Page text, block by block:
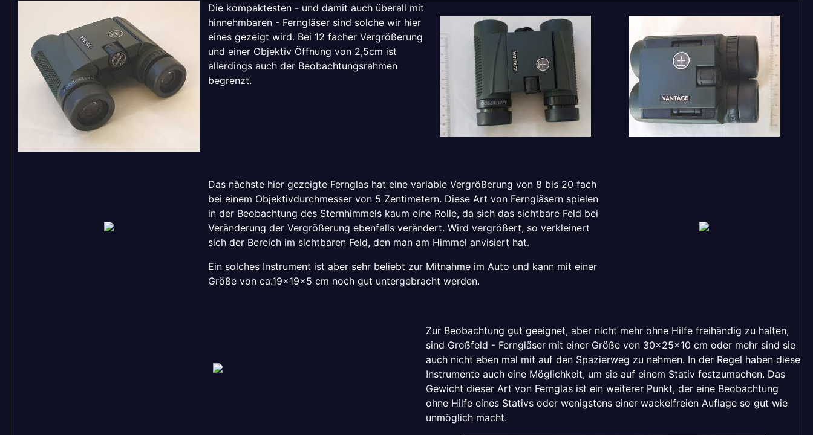
Die kompaktesten - und damit auch überall mit
hinnehmbaren - Ferngläser sind solche wir hier
eines gezeigt wird. Bei 12 facher Vergrößerung
und einer Objektiv Öffnung von 2,5cm ist
allerdings auch der Beobachtungsrahmen
begrenzt.
Das nächste hier gezeigte Fernglas hat eine variable Vergrößerung von 8 bis 20 fach
bei einem Objektivdurchmesser von 5 Zentimetern. Diese Art von Ferngläsern spielen
in der Beobachtung des Sternhimmels kaum eine Rolle, da sich das sichtbare Feld bei
Veränderung der Vergrößerung ebenfalls verändert. Wird vergrößert, so verkleinert
sich der Bereich im sichtbaren Feld, den man am Himmel anvisiert hat.
Ein solches Instrument ist aber sehr beliebt zur Mitnahme im Auto und kann mit einer
Größe von ca.19x19x5 cm noch gut untergebracht werden.
Zur Beobachtung gut geeignet, aber nicht mehr ohne Hilfe freihändig zu halten,
sind Großfeld - Ferngläser mit einer Größe von 30x25x10 cm oder mehr sind sie
auch nicht eben mal mit auf den Spazierweg zu nehmen. In der Regel haben diese
Instrumente auch eine Möglichkeit, um sie auf einem Stativ festzumachen. Das
Gewicht dieser Art von Fernglas ist ein weiterer Punkt, der eine Beobachtung
ohne Hilfe eines Stativs oder wenigstens einer wackelfreien Auflage so gut wie
unmöglich macht.